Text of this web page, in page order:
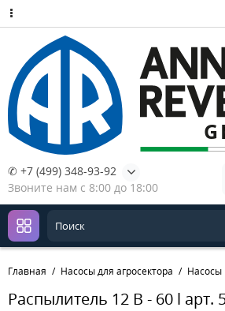
✆ +7 (499) 348-93-92
Звоните нам с 8:00 до 18:00
Главная Насосы для агросектора Насосы
Распылитель 12 В - 60 l арт.